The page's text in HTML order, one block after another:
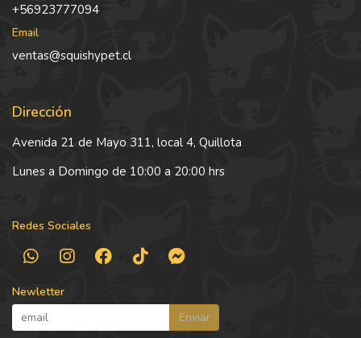
+56923777094
Email
ventas@squishypet.cl
Dirección
Avenida 21 de Mayo 311, local 4, Quillota
Lunes a Domingo de 10:00 a 20:00 hrs
Redes Sociales
Newletter
Enviar